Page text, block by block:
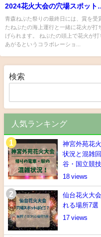
2024花火大会の穴場スポット！
観覧席の予約方法も
青森ねぶた祭りの最終日には、賞を受
たねぶたの海上運行と一緒に花火が打
げられます。 ねぶたの頭上で花火が打
あがるというコラボレーショ...
検索
人気ランキング
神宮外苑花
状況と混雑
谷・国立競
18
仙台花火大
れる場所7選
17